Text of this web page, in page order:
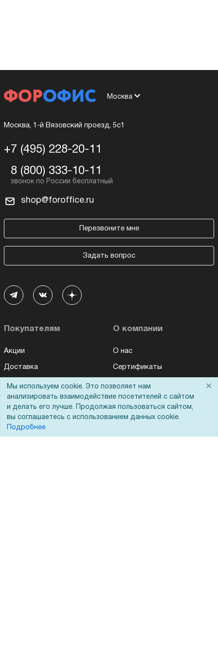
Москва
Москва, 1-й Вязовский проезд, 5с1
+7 (495) 228-20-11
8 (800) 333-10-11
shop@foroffice.ru
Перезвоните мне
Задать вопрос
Покупателям
Акции
Доставка
Оплата
Для дилеров
Лизинг
Кредитование
О компании
О нас
Сертификаты
Статьи
Контакты
Мы используем cookie. Это позволяет нам
анализировать взаимодействие посетителей с сайтом
и делать его лучше. Продолжая пользоваться сайтом,
вы соглашаетесь с использованием данных cookie.
Подробнее
×